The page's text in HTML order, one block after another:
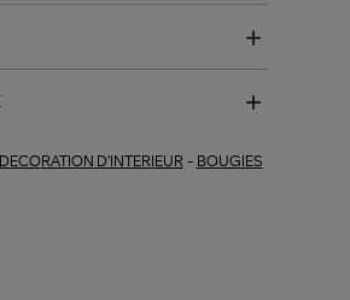
DECORATION D'INTERIEUR- BOUGIES